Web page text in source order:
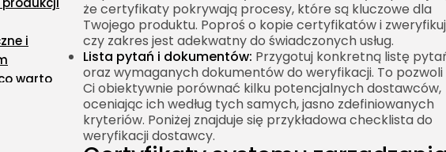
że certyfikaty pokrywają procesy, które są kluczowe dla
Twojego produktu. Poproś o kopie certyfikatów i
czy zakres jest adekwatny do świadczonych usług.
Lista pytań i dokumentów: Przygotuj konkretną listę
oraz wymaganych dokumentów do weryfikacji. To pozwoli
Ci obiektywnie porównać kilku potencjalnych dostawców,
oceniając ich według tych samych, jasno zdefiniowanych
kryteriów. Poniżej znajduje się przykładowa checklista do
weryfikacji dostawcy.
i
warto